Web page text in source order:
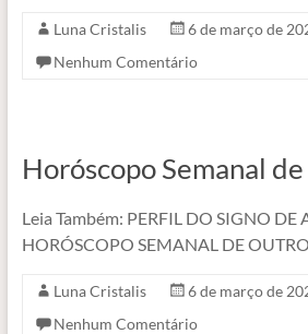
Luna Cristalis 6 de março de
Nenhum Comentário
Horóscopo Semanal
Leia Também: PERFIL DO SIGNO DE
HORÓSCOPO SEMANAL DE
Luna Cristalis 6 de março de
Nenhum Comentário